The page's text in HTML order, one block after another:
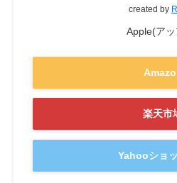
created by
Apple(ア
楽天市
Yahooショ